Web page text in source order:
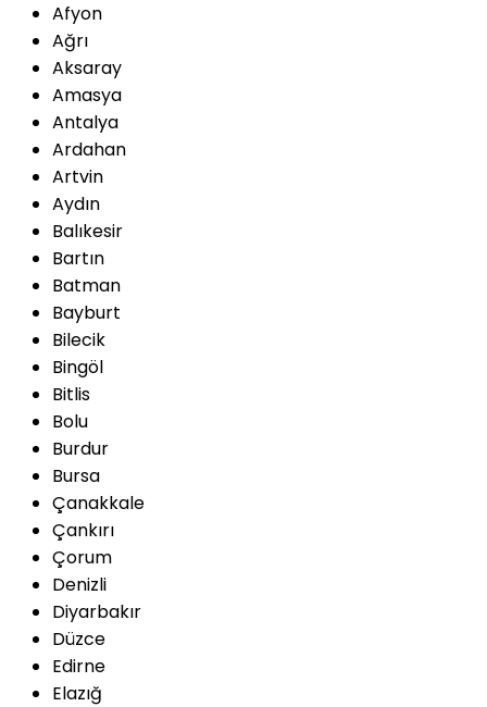
Afyon
Ağrı
Aksaray
Amasya
Antalya
Ardahan
Artvin
Aydın
Balıkesir
Bartın
Batman
Bayburt
Bilecik
Bingöl
Bitlis
Bolu
Burdur
Bursa
Çanakkale
Çankırı
Çorum
Denizli
Diyarbakır
Düzce
Edirne
Elazığ